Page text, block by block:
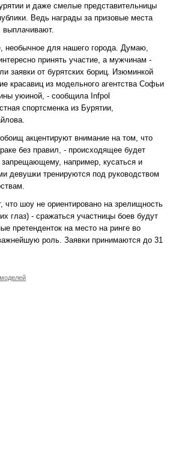
и даже смелые представительницы
Ведь награды за призовые места
выплачивают.
необычное для нашего города. Думаю,
принять участие, а мужчинам -
заявки от бурятских бориц. Изюминкой
красавиц из модельного агентства Софьи
уюиной, - сообщила Infpol
спортсменка из Бурятии,
акцентируют внимание на том, что
без правил, - происходящее будет
запрещающему, например, кусаться и
девушки тренируются под руководством
что шоу не ориентировано на зрелищность
глаз) - сражаться участницы боев будут
претенденток на место на ринге во
роль. Заявки принимаются до 31